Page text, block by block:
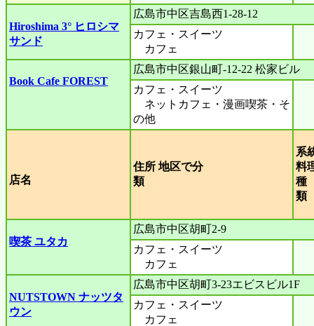
Hiroshima 3° ヒロシマ
サンド
広島市中区吉島西1-28-12
カフェ・スイーツ
カフェ
Book Cafe FOREST
広島市中区銀山町-12-22 松家ビル
カフェ・スイーツ
ネットカフェ・漫画喫茶・そ
の他
店名
住所 地区で分
類
系
料
種
喫茶 ユタカ
広島市中区胡町2-9
カフェ・スイーツ
カフェ
NUTSTOWN ナッツタ
ウン
広島市中区胡町3-23エビスビル1F
カフェ・スイーツ
カフェ